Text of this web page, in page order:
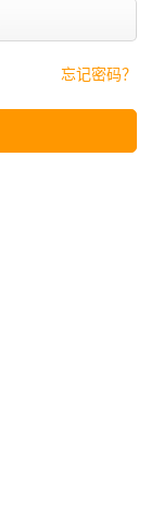
忘记密码？